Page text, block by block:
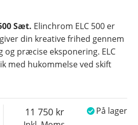
Sæt. Elinchrom ELC 500 er
din kreative frihed gennem
og præcise eksponering. ELC
med hukommelse ved skift
11 750 På lager